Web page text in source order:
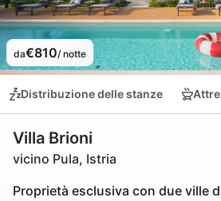
da€810/ notte
Distribuzione delle stanze
Villa Brioni
vicino Pula, Istria
Proprietà esclusiva con due ville